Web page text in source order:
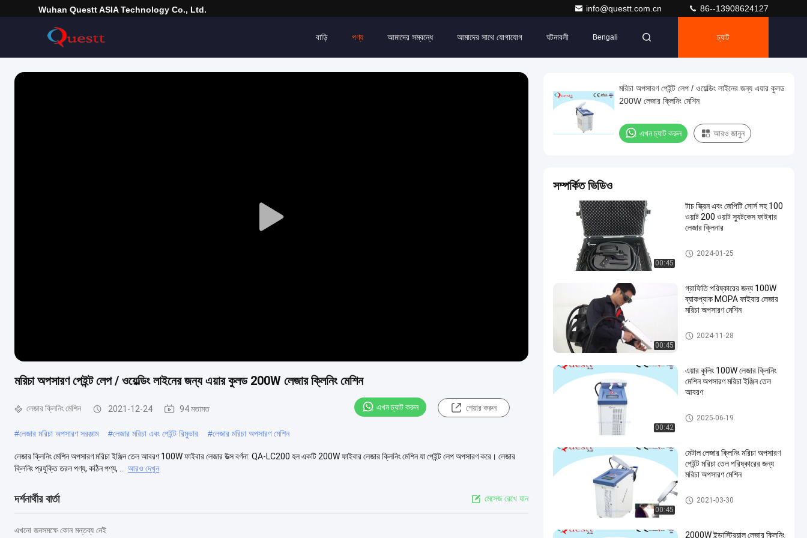
Wuhan Questt ASIA Technology Co., Ltd. info@questt.com.cn 86--13908624127
বাড়ি পণ্য আমাদের সম্বন্ধে আমাদের সাথে যোগাযোগ ঘটনাবলী Bengali চ্যাট
Play
মরিচা অপসারণ পেইন্ট লেপ / ওয়েল্ডিং লাইনের জন্য এয়ার কুলড 200W লেজার ক্লিনিং মেশিন
লেজার ক্লিনিং মেশিন 2021-12-24 94 মতামত এখন চ্যাট করুন শেয়ার করুন
#লেজার মরিচা অপসারণ সরঞ্জাম #লেজার মরিচা এবং পেইন্ট রিমুভার #লেজার মরিচা অপসারণ মেশিন
লেজার ক্লিনিং মেশিন অপসারণ মরিচা ইঞ্জিন তেল আবরণ 100W ফাইবার লেজার উত্স বর্ণনা: QA-LC200 হল একটি 200W ফাইবার লেজার ক্লিনিং মেশিন যা পেইন্ট লেপ অপসারণ করে। লেজার
ক্লিনিং প্রযুক্তি তরল পণ্য, কঠিন পণ্য, ...
আরও দেখুন
দর্শনার্থীর বার্তা মেসেজ রেখে যান
এখনো জনসমক্ষে কোন মন্তব্য নেই
মরিচা অপসারণ পেইন্ট লেপ / ওয়েল্ডিং লাইনের জন্য এয়ার কুলড
200W লেজার ক্লিনিং মেশিন
এখন চ্যাট করুন আরও জানুন
সম্পর্কিত ভিডিও
00:45
টাচ স্ক্রিন এবং জেপিটি সোর্স সহ 100
ওয়াট 200 ওয়াট স্যুটকেস ফাইবার
লেজার ক্লিনার
লেজার ক্লিনিং মেশিন
2024-01-25
00:45
গ্রাফিতি পরিষ্কারের জন্য 100W
ব্যাকপ্যাক MOPA ফাইবার লেজার
মরিচা অপসারণ মেশিন
লেজার মরিচা অপসারণ
2024-11-28
00:42
এয়ার কুলিং 100W লেজার ক্লিনিং
মেশিন অপসারণ মরিচা ইঞ্জিন তেল
আবরণ
লেজার ক্লিনিং মেশিন
2025-06-19
00:45
মেটাল লেজার ক্লিনিং মরিচা অপসারণ
পেইন্ট মরিচা তেল পরিষ্কারের জন্য
মরিচা অপসারণ মেশিন
লেজার ক্লিনিং মেশিন
2021-03-30
2000W ইন্ডাস্ট্রিয়াল লেজার ক্লিনিং